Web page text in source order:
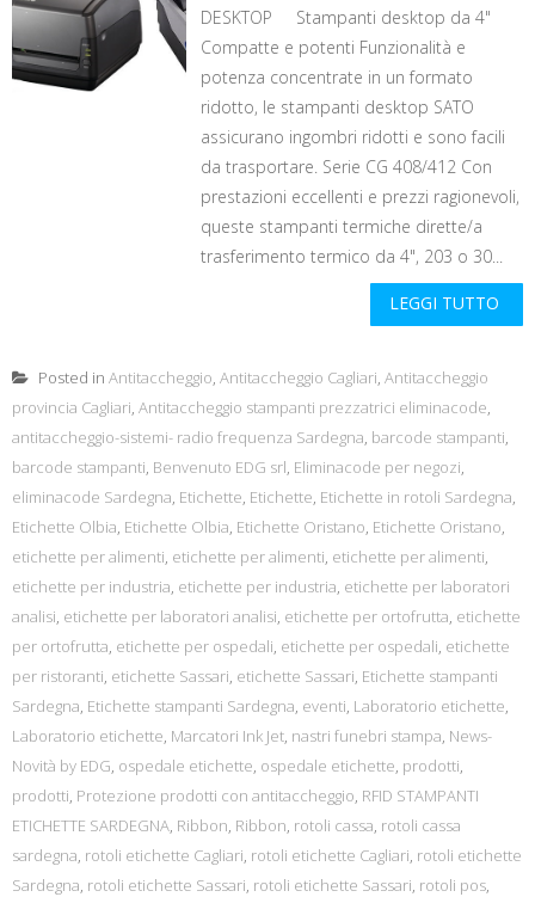
DESKTOP Stampanti desktop da 4"
Compatte e potenti Funzionalità e
potenza concentrate in un formato
ridotto, le stampanti desktop SATO
assicurano ingombri ridotti e sono facili
da trasportare. Serie CG 408/412 Con
prestazioni eccellenti e prezzi ragionevoli,
queste stampanti termiche dirette/a
trasferimento termico da 4", 203 o 30...
LEGGI TUTTO
Posted in Antitaccheggio, Antitaccheggio Cagliari, Antitaccheggio
provincia Cagliari, Antitaccheggio stampanti prezzatrici eliminacode,
antitaccheggio-sistemi- radio frequenza Sardegna, barcode stampanti,
barcode stampanti, Benvenuto EDG srl, Eliminacode per negozi,
eliminacode Sardegna, Etichette, Etichette, Etichette in rotoli Sardegna,
Etichette Olbia, Etichette Olbia, Etichette Oristano, Etichette Oristano,
etichette per alimenti, etichette per alimenti, etichette per alimenti,
etichette per industria, etichette per industria, etichette per laboratori
analisi, etichette per laboratori analisi, etichette per ortofrutta, etichette
per ortofrutta, etichette per ospedali, etichette per ospedali, etichette
per ristoranti, etichette Sassari, etichette Sassari, Etichette stampanti
Sardegna, Etichette stampanti Sardegna, eventi, Laboratorio etichette,
Laboratorio etichette, Marcatori Ink Jet, nastri funebri stampa, News-
Novità by EDG, ospedale etichette, ospedale etichette, prodotti,
prodotti, Protezione prodotti con antitaccheggio, RFID STAMPANTI
ETICHETTE SARDEGNA, Ribbon, Ribbon, rotoli cassa, rotoli cassa
sardegna, rotoli etichette Cagliari, rotoli etichette Cagliari, rotoli etichette
Sardegna, rotoli etichette Sassari, rotoli etichette Sassari, rotoli pos,